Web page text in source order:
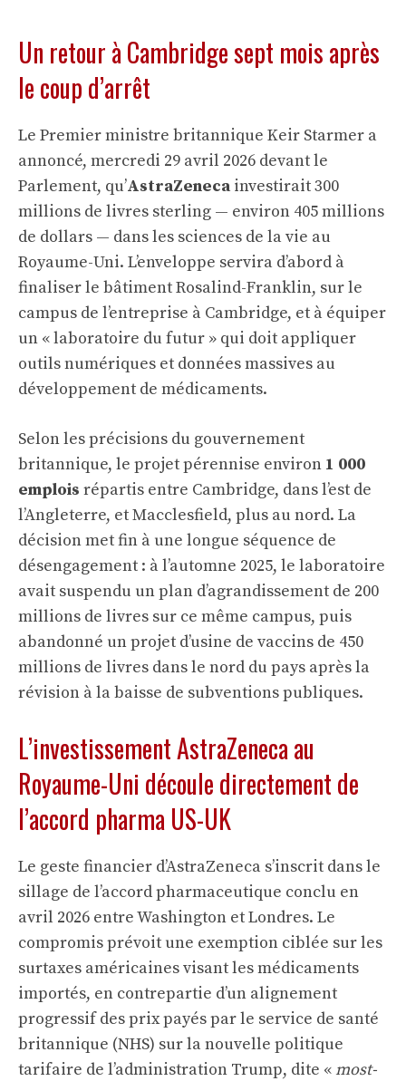
Un retour à Cambridge sept mois après
le coup d’arrêt
Le Premier ministre britannique Keir Starmer a
annoncé, mercredi 29 avril 2026 devant le
Parlement, qu’AstraZeneca investirait 300
millions de livres sterling — environ 405 millions
de dollars — dans les sciences de la vie au
Royaume-Uni. L’enveloppe servira d’abord à
finaliser le bâtiment Rosalind-Franklin, sur le
campus de l’entreprise à Cambridge, et à équiper
un « laboratoire du futur » qui doit appliquer
outils numériques et données massives au
développement de médicaments.
Selon les précisions du gouvernement
britannique, le projet pérennise environ 1 000
emplois répartis entre Cambridge, dans l’est de
l’Angleterre, et Macclesfield, plus au nord. La
décision met fin à une longue séquence de
désengagement : à l’automne 2025, le laboratoire
avait suspendu un plan d’agrandissement de 200
millions de livres sur ce même campus, puis
abandonné un projet d’usine de vaccins de 450
millions de livres dans le nord du pays après la
révision à la baisse de subventions publiques.
L’investissement AstraZeneca au
Royaume-Uni découle directement de
l’accord pharma US-UK
Le geste financier d’AstraZeneca s’inscrit dans le
sillage de l’accord pharmaceutique conclu en
avril 2026 entre Washington et Londres. Le
compromis prévoit une exemption ciblée sur les
surtaxes américaines visant les médicaments
importés, en contrepartie d’un alignement
progressif des prix payés par le service de santé
britannique (NHS) sur la nouvelle politique
tarifaire de l’administration Trump, dite «most-